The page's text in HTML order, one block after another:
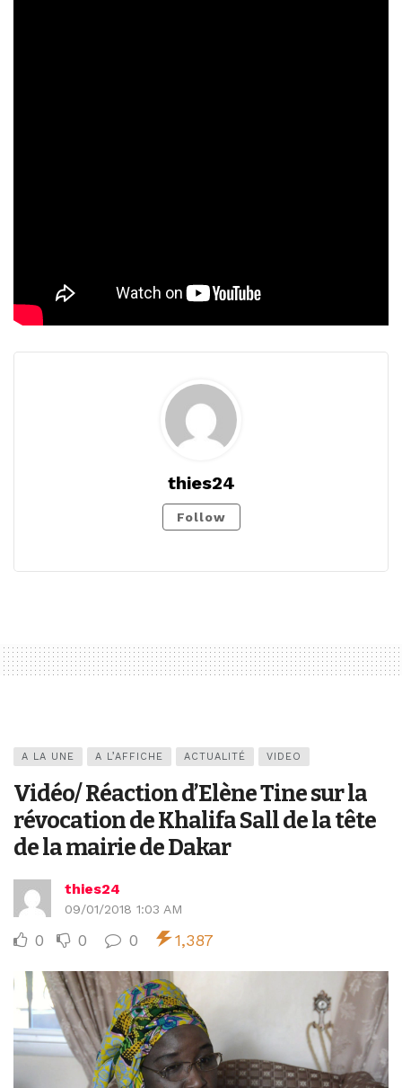
thies24
Follow
A LA UNE A L’AFFICHE ACTUALITÉ VIDEO
Vidéo/ Réaction d’Elène Tine sur la
révocation de Khalifa Sall de la tête
de la mairie de Dakar
thies24
09/01/2018 1:03 AM
0 0 0 1,387